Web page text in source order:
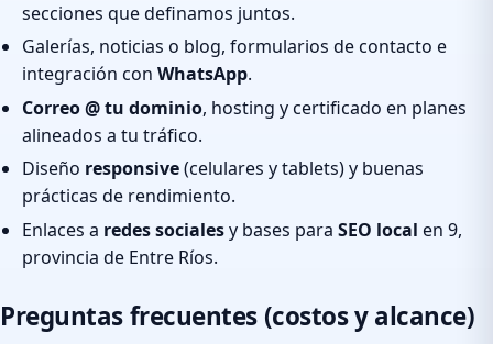
secciones que definamos juntos.
Galerías, noticias o blog, formularios de contacto e
integración con WhatsApp.
Correo @ tu dominio, hosting y certificado en planes
alineados a tu tráfico.
Diseño responsive(celulares y tablets) y buenas
prácticas de rendimiento.
Enlaces a redes socialesy bases para SEO local en 9,
provincia de Entre Ríos.
Preguntas frecuentes (costos y alcance)